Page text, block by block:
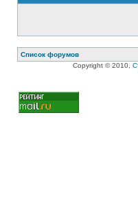
Список форумов
Copyright © 2010,